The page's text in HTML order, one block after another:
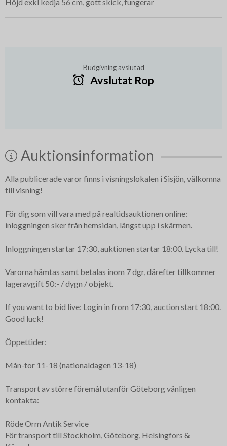
Budgivning avslutad
Avslutat Rop
Auktionsinformation
Alla publicerade varor finns i visningslokalen i Sisjön, välkomna
till visning!
För dig som vill vara med på realtidsauktionen online:
inloggningen sker från hemsidan, längst upp i skärmen.
Inloggningen startar 17:30, auktionen startar 18:00. Lycka till!
Varorna hämtas samt betalas inom 7 dgr, därefter tillkommer
lageravgift 50:- / dygn / objekt.
If you want to bid live: Login in from 17:30, auction start 18:00.
Good luck!
Öppettider:
Mån-tor 11-18 (nationaldagen 13-18)
Transport av större föremål utanför Göteborg vänligen
kontakta:
Röde Orm Antik Service
För transport till Stockholm, Göteborg, Helsingfors &